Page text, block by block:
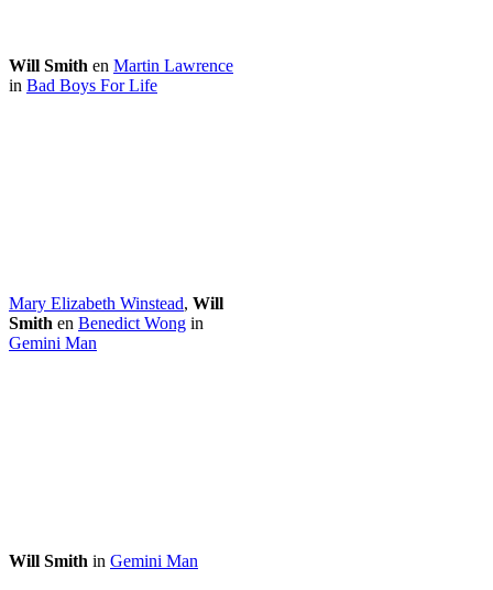
Will Smith en Martin Lawrence
in Bad Boys For Life
Mary Elizabeth Winstead, Will
Smith en Benedict Wong in
Gemini Man
Will Smith in Gemini Man